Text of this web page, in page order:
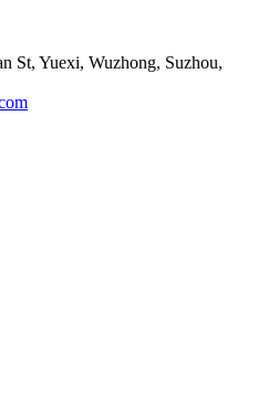
St, Yuexi, Wuzhong, Suzhou,